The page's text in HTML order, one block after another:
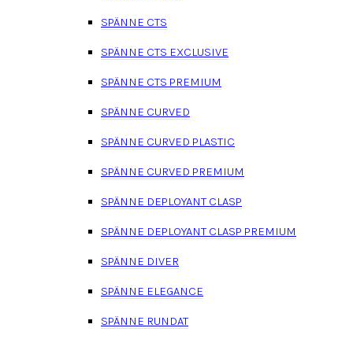
SPÄNNE CTS
SPÄNNE CTS EXCLUSIVE
SPÄNNE CTS PREMIUM
SPÄNNE CURVED
SPÄNNE CURVED PLASTIC
SPÄNNE CURVED PREMIUM
SPÄNNE DEPLOYANT CLASP
SPÄNNE DEPLOYANT CLASP PREMIUM
SPÄNNE DIVER
SPÄNNE ELEGANCE
SPÄNNE RUNDAT